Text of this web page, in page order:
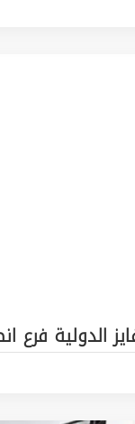
الدولية فرع